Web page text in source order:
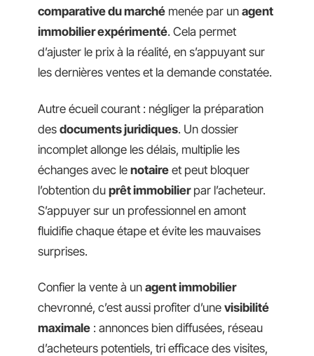
comparative du marché menée par un agent
immobilier expérimenté. Cela permet
d’ajuster le prix à la réalité, en s’appuyant sur
les dernières ventes et la demande constatée.
Autre écueil courant : négliger la préparation
des documents juridiques. Un dossier
incomplet allonge les délais, multiplie les
échanges avec le notaire et peut bloquer
l’obtention du prêt immobilierpar l’acheteur.
S’appuyer sur un professionnel en amont
fluidifie chaque étape et évite les mauvaises
surprises.
Confier la vente à un agent immobilier
chevronné, c’est aussi profiter d’une visibilité
maximale : annonces bien diffusées, réseau
d’acheteurs potentiels, tri efficace des visites,